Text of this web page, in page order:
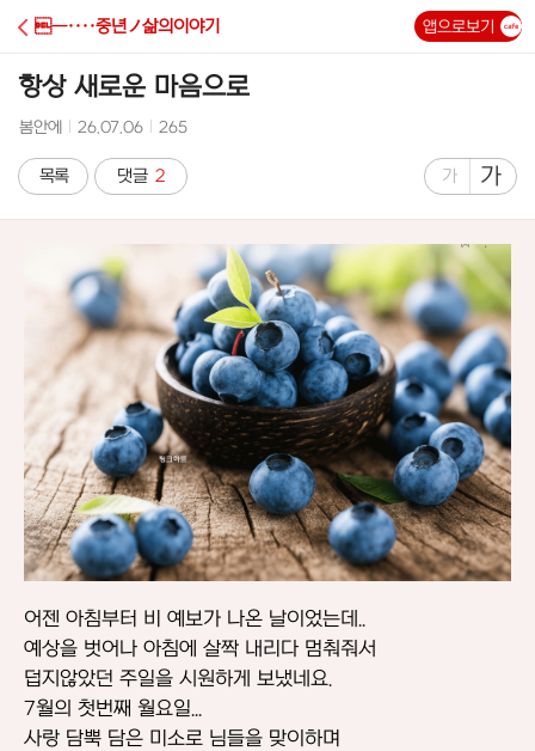
C
A
F
E
―····중년ノ삶의이야기 앱으로보기
항상 새로운 마음으로
작
자
봄안에
작
시
간
26.07.06
조
수
265
목록 댓글 2
글
크
기
작
게
가
글
크
기
크
게
가
어젠 아침부터 비 예보가 나온 날이었는데..
예상을 벗어나 아침에 살짝 내리다 멈춰줘서
덥지않았던 주일을 시원하게 보냈네요.
7월의 첫번째 월요일...
사랑 담뿍 담은 미소로 님들을 맞이하며